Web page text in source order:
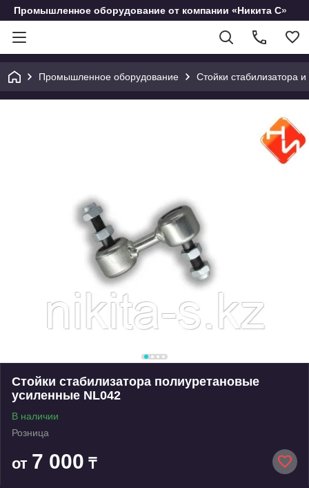
Промышленное оборудование от компании «Никита С»
Промышленное оборудование Стойки стабилизатора и
Стойки стабилизатора полиуретановые
усиленные NL042
В наличии
Розница
от 7 000 ₸